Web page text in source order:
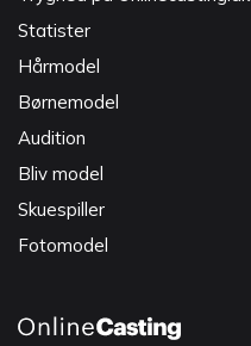
Statister
Hårmodel
Børnemodel
Audition
Bliv model
Skuespiller
Fotomodel